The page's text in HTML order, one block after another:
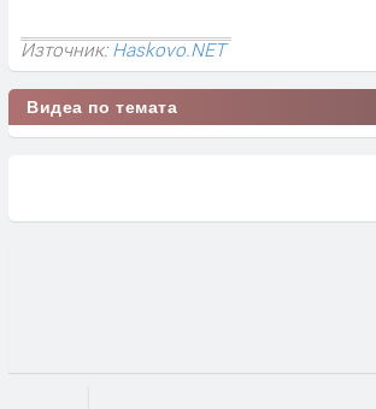
Източник:Haskovo.NET
Видеа по темата